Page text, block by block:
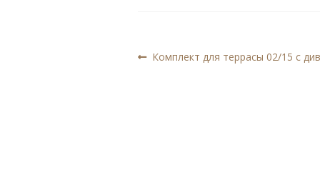
Навигация
Предыдущая
Комплект для террасы 02/15 с